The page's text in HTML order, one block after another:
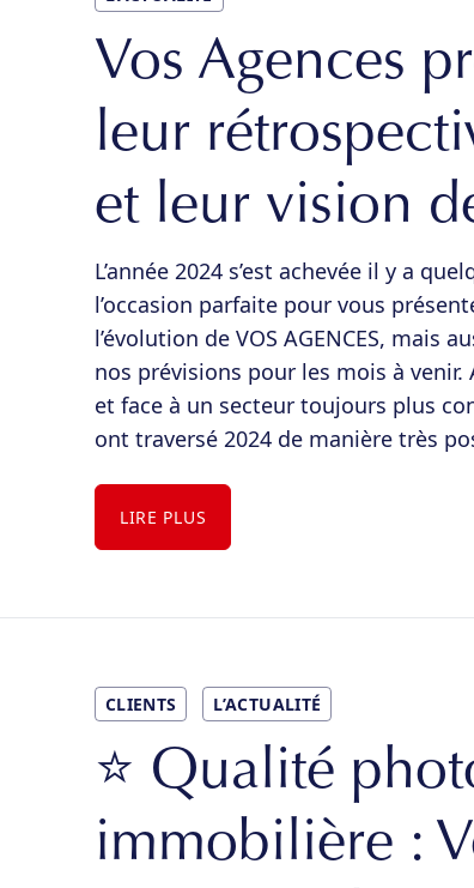
Vos Agences
leur
et leur vision
L’année 2024 s’est achevée il y a
l’occasion parfaite pour vous
l’évolution de VOS AGENCES, mais
nos prévisions pour les mois à venir.
et face à un secteur toujours plus
ont traversé 2024 de manière très
LIRE PLUS
CLIENTS L’ACTUALITÉ
⭐ Qualité
immobilière :